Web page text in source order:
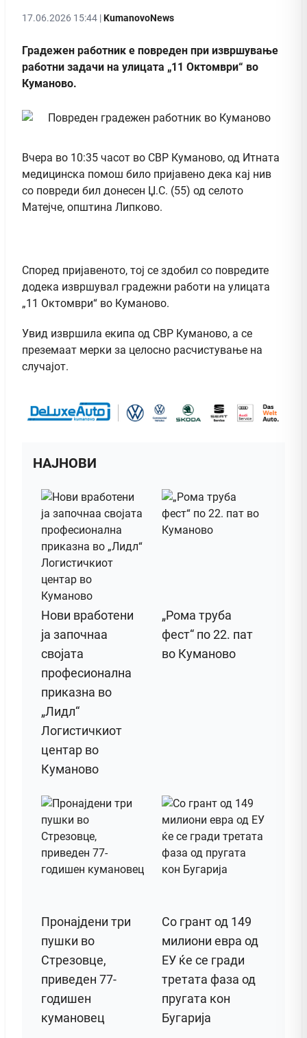
17.06.2026 15:44 |KumanovoNews
Градежен работник е повреден при извршување
работни задачи на улицата „11 Октомври“ во
Куманово.
Вчера во 10:35 часот во СВР Куманово, од Итната
медицинска помош било пријавено дека кај нив
со повреди бил донесен Џ.С. (55) од селото
Матејче, општина Липково.
Според пријавеното, тој се здобил со повредите
додека извршувал градежни работи на улицата
„11 Октомври“ во Куманово.
Увид извршила екипа од СВР Куманово, а се
преземаат мерки за целосно расчистување на
случајот.
НАЈНОВИ
Нови вработени
ја започнаа
својата
професионална
приказна во
„Лидл“
Логистичкиот
центар во
Куманово
„Рома труба
фест“ по 22. пат
во Куманово
Пронајдени три
пушки во
Стрезовце,
приведен 77-
годишен
кумановец
Со грант од 149
милиони евра од
ЕУ ќе се гради
третата фаза од
пругата кон
Бугарија